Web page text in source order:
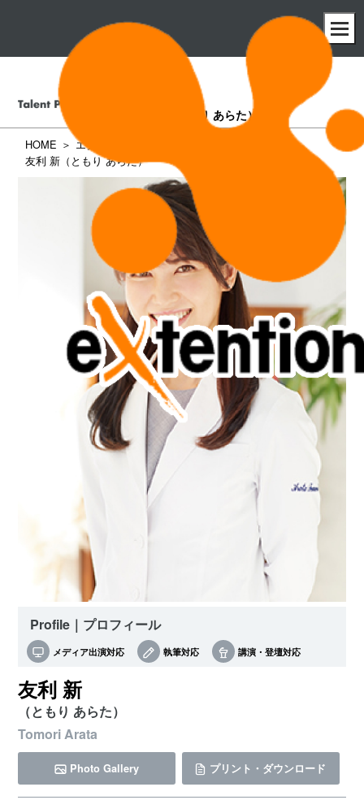
（ともり あらた）
HOME
エクステンション所属タレント一覧
友利 新（ともり あらた）
Profile｜プロフィール
メディア出演対応 執筆対応 講演・登壇対応
友利 新
（ともり あらた）
Tomori Arata
Photo Gallery プリント・ダウンロード